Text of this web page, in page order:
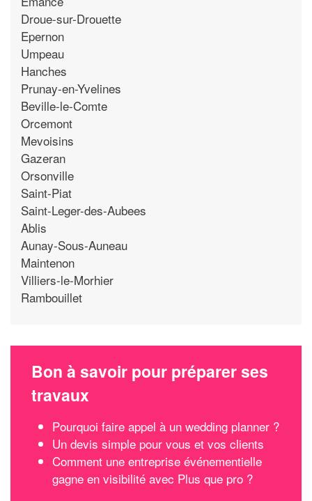
Droue-sur-Drouette
Epernon
Umpeau
Hanches
Prunay-en-Yvelines
Beville-le-Comte
Orcemont
Mevoisins
Gazeran
Orsonville
Saint-Piat
Saint-Leger-des-Aubees
Ablis
Aunay-Sous-Auneau
Maintenon
Villiers-le-Morhier
Rambouillet
Bon à savoir pour préparer ses
travaux
Pourquoi faire appel à un wedding planner ?
Un devis simple pour vous et vos clients
Comment une entreprise événementielle
gagne en visibilité avec Plus que pro ?